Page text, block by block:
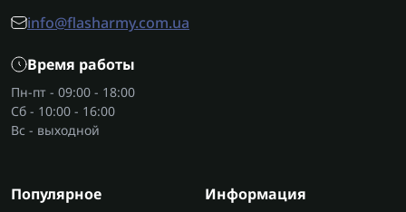
info@flasharmy.com.ua
Время работы
Пн-пт - 09:00 - 18:00
Сб - 10:00 - 16:00
Вс - выходной
Популярное Информация